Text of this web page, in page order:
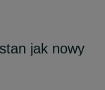
jak nowy